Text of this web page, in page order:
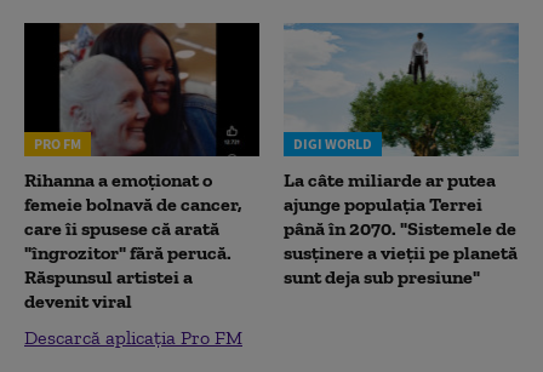
PRO FM
Rihanna a emoționat o
femeie bolnavă de cancer,
care îi spusese că arată
"îngrozitor" fără perucă.
Răspunsul artistei a
devenit viral
Descarcă aplicația Pro FM
DIGI WORLD
La câte miliarde ar putea
ajunge populația Terrei
până în 2070. "Sistemele de
susținere a vieții pe planetă
sunt deja sub presiune"